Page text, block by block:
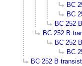
BC
BC
BC 252
BC 252 B
BC 252
BC
BC 252 B